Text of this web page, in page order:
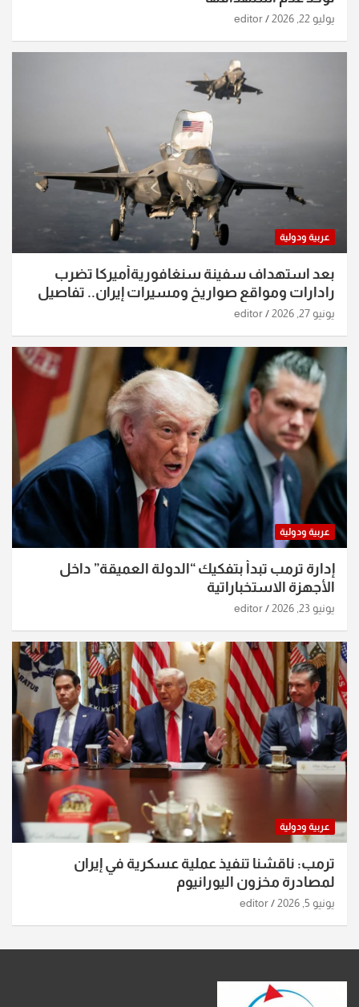
يوليو 22, 2026 editor
عربية ودولية
بعد استهداف سفينة سنغافوريةأميركا تضرب
رادارات ومواقع صواريخ ومسيرات إيران.. تفاصيل
الساعات الماضية
يونيو 27, 2026 editor
عربية ودولية
إدارة ترمب تبدأ بتفكيك “الدولة العميقة” داخل
الأجهزة الاستخباراتية
يونيو 23, 2026 editor
عربية ودولية
ترمب: ناقشنا تنفيذ عملية عسكرية في إيران
لمصادرة مخزون اليورانيوم
يونيو 5, 2026 editor